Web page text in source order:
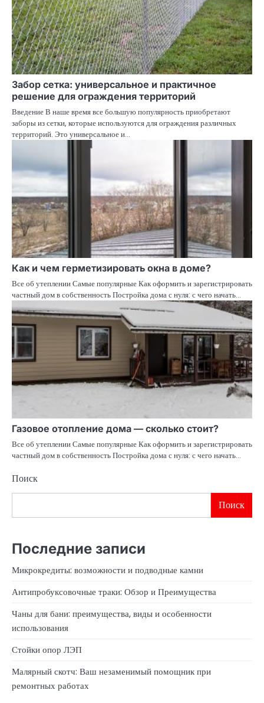
Забор сетка: универсальное и практичное
решение для ограждения территорий
Введение В наше время все большую популярность приобретают
заборы из сетки, которые используются для ограждения различных
территорий. Это универсальное и…
Как и чем герметизировать окна в доме?
Все об утеплении Самые популярные Как оформить и зарегистрировать
частный дом в собственность Постройка дома с нуля: с чего начать…
Газовое отопление дома — сколько стоит?
Все об утеплении Самые популярные Как оформить и зарегистрировать
частный дом в собственность Постройка дома с нуля: с чего начать…
Поиск
Поиск
Последние записи
Микрокредиты: возможности и подводные камни
Антипробуксовочные траки: Обзор и Преимущества
Чаны для бани: преимущества, виды и особенности
использования
Стойки опор ЛЭП
Малярный скотч: Ваш незаменимый помощник при
ремонтных работах